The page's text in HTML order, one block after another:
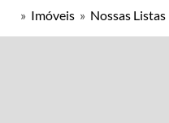
» Imóveis » Nossas Listas